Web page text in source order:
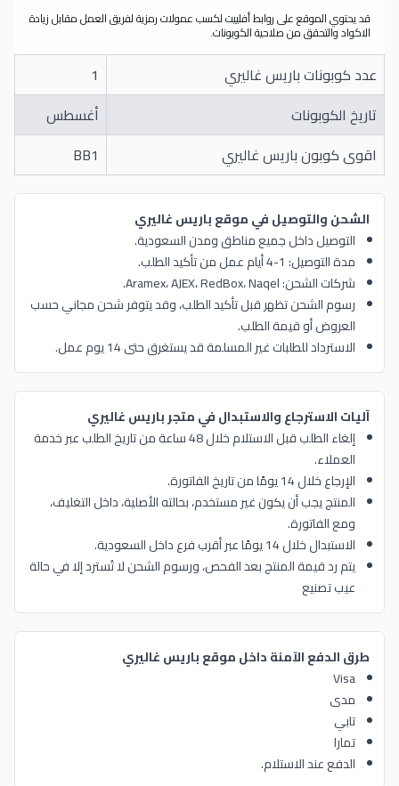
قد يحتوي الموقع على روابط أفلييت لكسب عمولات رمزية لفريق العمل مقابل زيادة
الاكواد والتحقق من صلاحية الكوبونات.
عدد كوبونات باريس غاليري
1
تاريخ الكوبونات
أغسطس
اقوى كوبون باريس غاليري
BB1
الشحن والتوصيل في موقع باريس غاليري
التوصيل داخل جميع مناطق ومدن السعودية.
مدة التوصيل: 1-4 أيام عمل من تأكيد الطلب.
شركات الشحن: Aramex، AJEX، RedBox، Naqel.
رسوم الشحن تظهر قبل تأكيد الطلب، وقد يتوفر شحن مجاني حسب
العروض أو قيمة الطلب.
الاسترداد للطلبات غير المسلمة قد يستغرق حتى 14 يوم عمل.
آليات الاسترجاع والاستبدال في متجر باريس غاليري
إلغاء الطلب قبل الاستلام خلال 48 ساعة من تاريخ الطلب عبر خدمة
العملاء.
الإرجاع خلال 14 يومًا من تاريخ الفاتورة.
المنتج يجب أن يكون غير مستخدم، بحالته الأصلية، داخل التغليف،
ومع الفاتورة.
الاستبدال خلال 14 يومًا عبر أقرب فرع داخل السعودية.
يتم رد قيمة المنتج بعد الفحص، ورسوم الشحن لا تُسترد إلا في حالة
عيب تصنيع
طرق الدفع الآمنة داخل موقع باريس غاليري
Visa
مدى
تابي
تمارا
الدفع عند الاستلام.